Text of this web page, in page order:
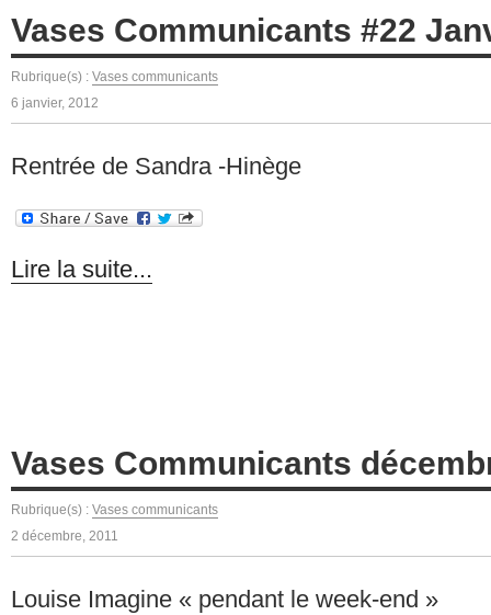
Vases Communicants #22
Rubrique(s) : Vases communicants
6 janvier, 2012
Rentrée de Sandra -Hinège
Lire la suite...
Vases Communicants
Rubrique(s) : Vases communicants
2 décembre, 2011
Louise Imagine « pendant le week-end »